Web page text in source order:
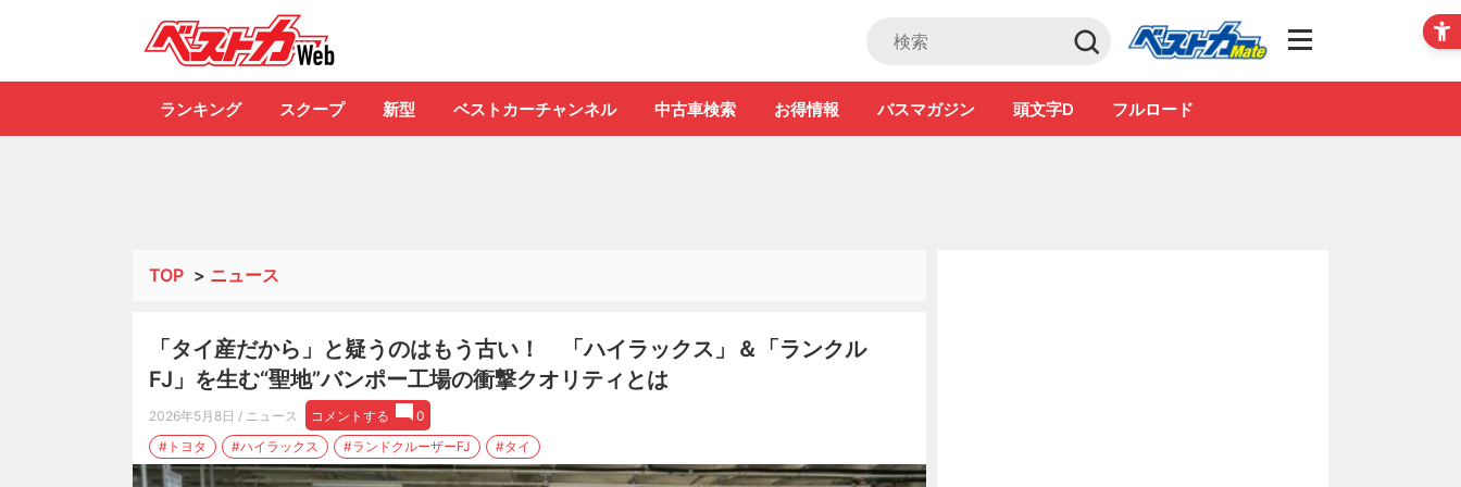
Club
ランキング スクープ 新型 ベストカーチャンネル 中古車検索 お得情報 バスマガジン 頭文字D フルロード
TOP > ニュース
「タイ産だから」と疑うのはもう古い！ 「ハイラックス」＆「ランクル
FJ」を生む“聖地”バンポー工場の衝撃クオリティとは
2026年5月8日 / ニュース コメントする
0
#トヨタ
#ハイラックス #ランドクルーザーFJ #タイ